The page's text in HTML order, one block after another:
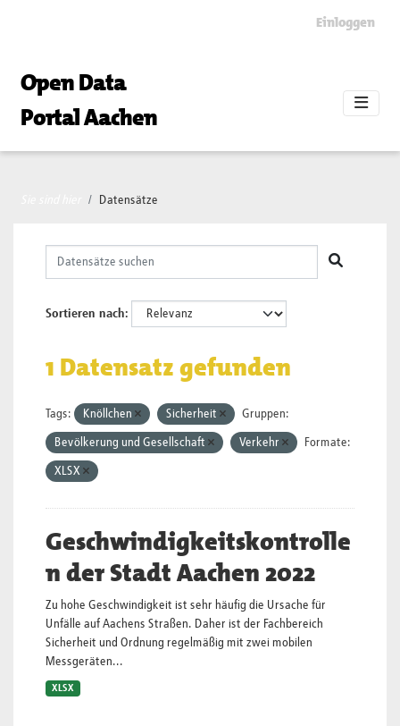
Einloggen
Open Data
Portal Aachen
Datensätze
Sortieren nach
1 Datensatz gefunden
Tags: Knöllchen Sicherheit Gruppen:
Bevölkerung und Gesellschaft Verkehr Formate:
XLSX
Geschwindigkeitskontrolle
n der Stadt Aachen 2022
Zu hohe Geschwindigkeit ist sehr häufig die Ursache für
Unfälle auf Aachens Straßen. Daher ist der Fachbereich
Sicherheit und Ordnung regelmäßig mit zwei mobilen
Messgeräten...
XLSX